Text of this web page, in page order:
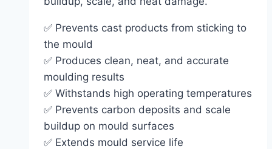
✅ Prevents cast products from sticking to
the mould
✅ Produces clean, neat, and accurate
moulding results
✅ Withstands high operating temperatures
✅ Prevents carbon deposits and scale
buildup on mould surfaces
✅ Extends mould service life